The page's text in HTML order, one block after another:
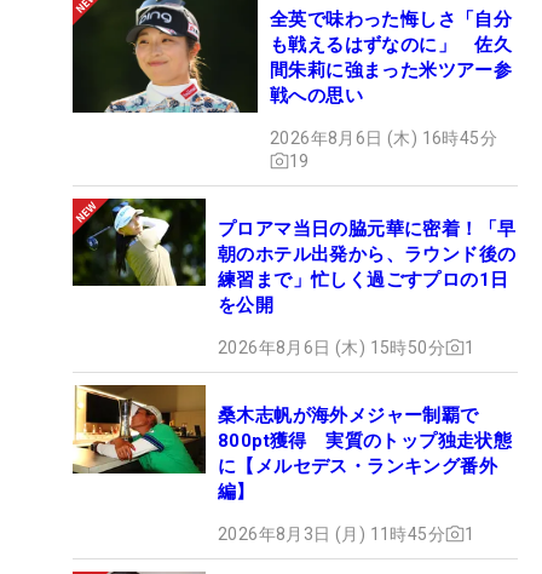
全英で味わった悔しさ「自分
も戦えるはずなのに」 佐久
間朱莉に強まった米ツアー参
戦への思い
2026年8月6日 (木) 16時45分
19
プロアマ当日の脇元華に密着！「早
朝のホテル出発から、ラウンド後の
練習まで」忙しく過ごすプロの1日
を公開
2026年8月6日 (木) 15時50分 1
桑木志帆が海外メジャー制覇で
800pt獲得 実質のトップ独走状態
に【メルセデス・ランキング番外
編】
2026年8月3日 (月) 11時45分 1